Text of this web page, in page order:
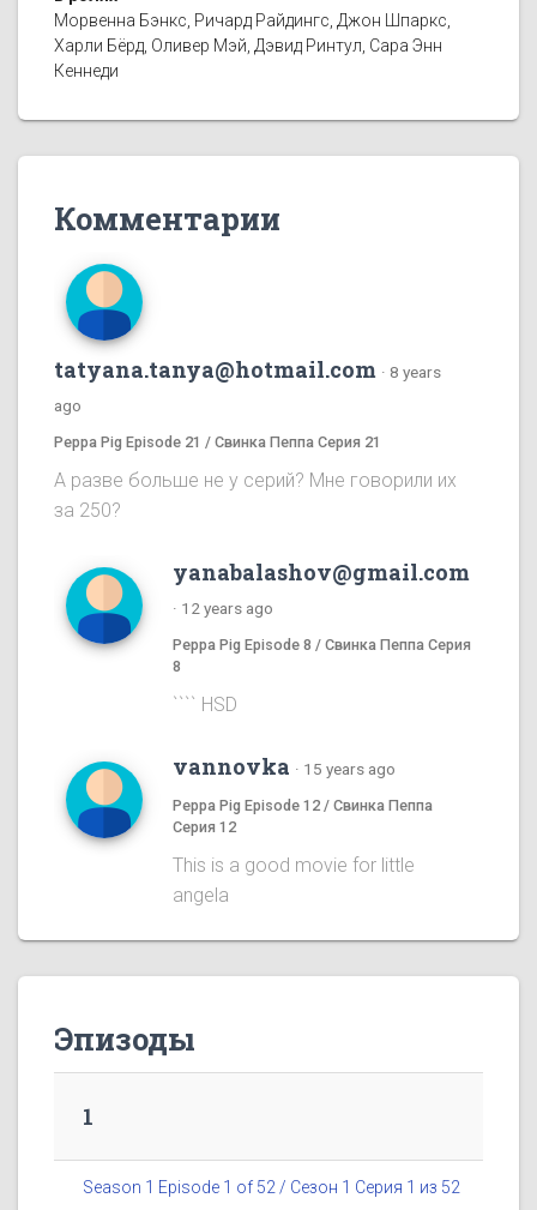
Морвенна Бэнкс, Ричард Райдингс, Джон Шпаркс,
Харли Бёрд, Оливер Мэй, Дэвид Ринтул, Сара Энн
Кеннеди
Комментарии
tatyana.tanya@hotmail.com · 8 years
ago
Peppa Pig Episode 21 / Свинка Пеппа Серия 21
А разве больше не у серий? Мне говорили их
за 250?
yanabalashov@gmail.com
· 12 years ago
Peppa Pig Episode 8 / Свинка Пеппа Серия
8
```` HSD
vannovka · 15 years ago
Peppa Pig Episode 12 / Свинка Пеппа
Серия 12
This is a good movie for little
angela
Эпизоды
1
Season 1 Episode 1 of 52 / Сезон 1 Серия 1 из 52